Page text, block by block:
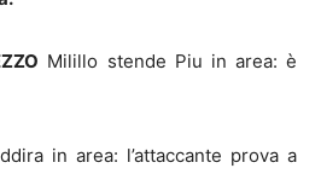
Milillo stende Piu in area: è
in area: l’attaccante prova a